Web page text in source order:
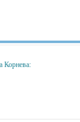
Корнева: